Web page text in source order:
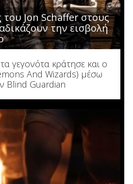
του Jon Schaffer στους
την εισβολή
γεγονότα κράτησε και ο
And Wizards) μέσω
Blind Guardian